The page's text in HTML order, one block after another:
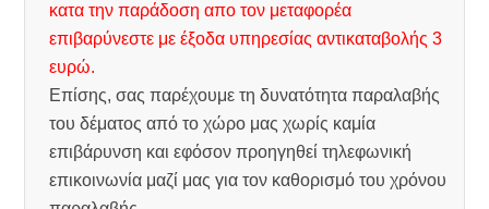
κατα την παράδοση απο τον μεταφορέα
επιβαρύνεστε με έξοδα υπηρεσίας αντικαταβολής 3
ευρώ.
Επίσης, σας παρέχουμε τη δυνατότητα παραλαβής
του δέματος από το χώρο μας χωρίς καμία
επιβάρυνση και εφόσον προηγηθεί τηλεφωνική
επικοινωνία μαζί μας για τον καθορισμό του χρόνου